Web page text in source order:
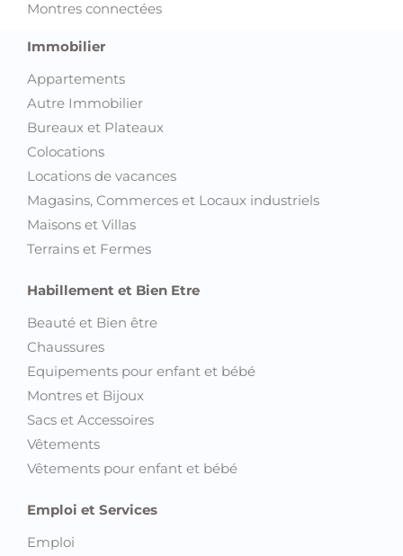
Montres connectées
Immobilier
Appartements
Autre Immobilier
Bureaux et Plateaux
Colocations
Locations de vacances
Magasins, Commerces et Locaux industriels
Maisons et Villas
Terrains et Fermes
Habillement et Bien Etre
Beauté et Bien être
Chaussures
Equipements pour enfant et bébé
Montres et Bijoux
Sacs et Accessoires
Vêtements
Vêtements pour enfant et bébé
Emploi et Services
Emploi